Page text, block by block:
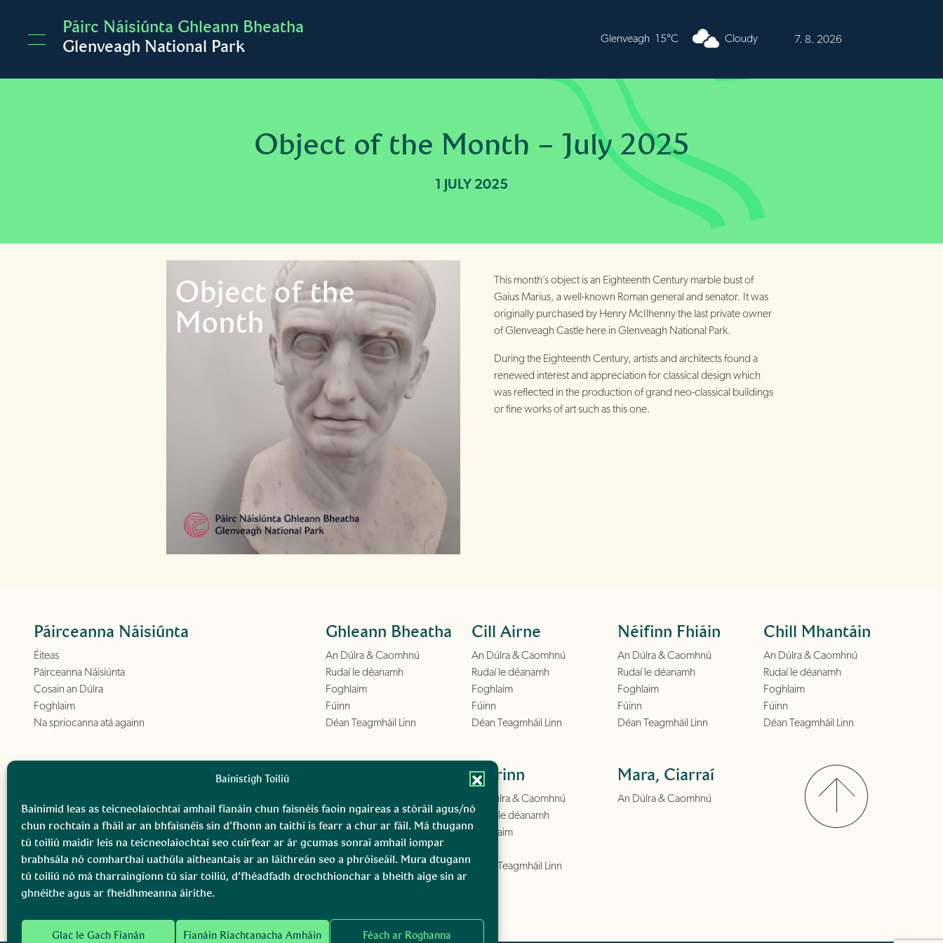
Bainistigh Toiliú
Bainimid leas as teicneolaíochtaí amhail fianáin chun faisnéis faoin ngaireas a stóráil agus/nó
chun rochtain a fháil ar an bhfaisnéis sin d’fhonn an taithí is fearr a chur ar fáil. Má thugann
tú toiliú maidir leis na teicneolaíochtaí seo cuirfear ar ár gcumas sonraí amhail iompar
brabhsála nó comharthaí uathúla aitheantais ar an láithreán seo a phróiseáil. Mura dtugann
tú toiliú nó má tharraingíonn tú siar toiliú, d’fhéadfadh drochthionchar a bheith aige sin ar
ghnéithe agus ar fheidhmeanna áirithe.
Glac le Gach Fianán Fianáin Riachtanacha Amháin Féach ar Roghanna
Páirc Náisiúnta Ghleann Bheatha
Glenveagh National Park
Burren 16°C Cloudy 7. 8. 2026
Object of the Month – July 2025
1 JULY 2025
This month’s object is an Eighteenth Century marble bust of
Gaius Marius, a well-known Roman general and senator. It was
originally purchased by Henry McIlhenny the last private owner
of Glenveagh Castle here in Glenveagh National Park.
During the Eighteenth Century, artists and architects found a
renewed interest and appreciation for classical design which
was reflected in the production of grand neo-classical buildings
or fine works of art such as this one.
Páirceanna Náisiúnta
Éiteas
Páirceanna Náisiúnta
Cosain an Dúlra
Foghlaim
Na spriocanna atá againn
Ghleann Bheatha
An Dúlra & Caomhnú
Rudaí le déanamh
Foghlaim
Fúinn
Déan Teagmháil Linn
Cill Airne
An Dúlra & Caomhnú
Rudaí le déanamh
Foghlaim
Fúinn
Déan Teagmháil Linn
Néifinn Fhiáin
An Dúlra & Caomhnú
Rudaí le déanamh
Foghlaim
Fúinn
Déan Teagmháil Linn
Chill Mhantáin
An Dúlra & Caomhnú
Rudaí le déanamh
Foghlaim
Fúinn
Déan Teagmháil Linn
Rudaí le déanamh
Foghlaim
Fúinn
Déan Teagmháil Linn
Boirinn
An Dúlra & Caomhnú
Rudaí le déanamh
Foghlaim
Déan Teagmháil Linn
Mara, Ciarraí
An Dúlra & Caomhnú